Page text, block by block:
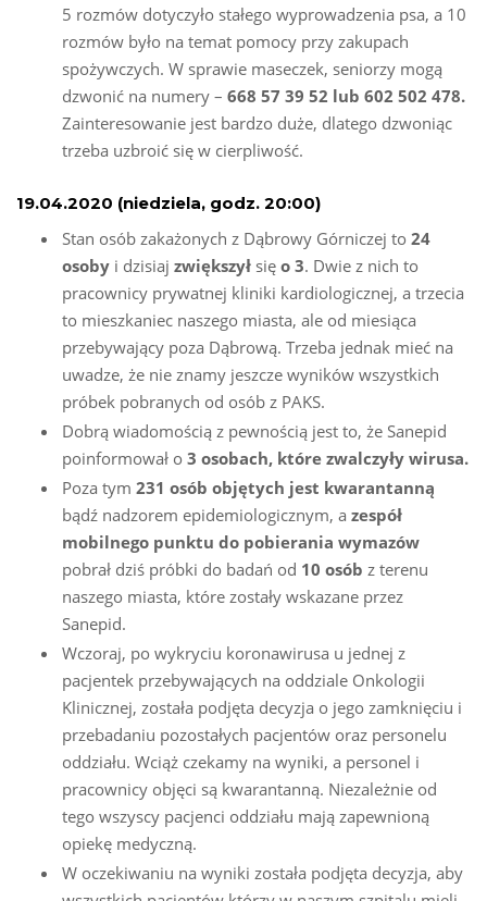
5 rozmów dotyczyło stałego wyprowadzenia psa, a 10
rozmów było na temat pomocy przy zakupach
spożywczych. W sprawie maseczek, seniorzy mogą
dzwonić na numery – 668 57 39 52 lub 602 502 478.
Zainteresowanie jest bardzo duże, dlatego dzwoniąc
trzeba uzbroić się w cierpliwość.
19.04.2020 (niedziela, godz. 20:00)
Stan osób zakażonych z Dąbrowy Górniczej to 24
osoby i dzisiaj zwiększył się o 3. Dwie z nich to
pracownicy prywatnej kliniki kardiologicznej, a trzecia
to mieszkaniec naszego miasta, ale od miesiąca
przebywający poza Dąbrową. Trzeba jednak mieć na
uwadze, że nie znamy jeszcze wyników wszystkich
próbek pobranych od osób z PAKS.
Dobrą wiadomością z pewnością jest to, że Sanepid
poinformował o 3 osobach, które zwalczyły wirusa.
Poza tym 231 osób objętych jest kwarantanną
bądź nadzorem epidemiologicznym, a zespół
mobilnego punktu do pobierania wymazów
pobrał dziś próbki do badań od 10 osób z terenu
naszego miasta, które zostały wskazane przez
Sanepid.
Wczoraj, po wykryciu koronawirusa u jednej z
pacjentek przebywających na oddziale Onkologii
Klinicznej, została podjęta decyzja o jego zamknięciu i
przebadaniu pozostałych pacjentów oraz personelu
oddziału. Wciąż czekamy na wyniki, a personel i
pracownicy objęci są kwarantanną. Niezależnie od
tego wszyscy pacjenci oddziału mają zapewnioną
opiekę medyczną.
W oczekiwaniu na wyniki została podjęta decyzja, aby